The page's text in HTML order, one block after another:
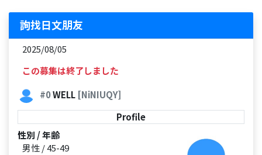
詢找日文朋友
2025/08/05
この募集は終了しました
#0WELL [NiNIUQY]
Profile
性別 / 年齢
男性 / 45-49